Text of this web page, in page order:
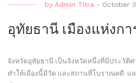
by Admin Titra - October
อุทัยธานี เมืองแห่งก
จังหวัดอุทัยธานี เป็นจังหวัดหนึ่งที่มีประวัติ
ทำให้เมืองนี้มีวัด และสถานที่โบราณคดี แ